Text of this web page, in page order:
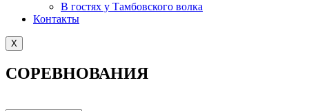
В гостях у Тамбовского волка
Контакты
X
СОРЕВНОВАНИЯ